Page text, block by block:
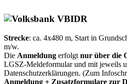
Strecke: ca. 4x480 m, Start in
m/w.
Die Anmeldung erfolgt nur über die
LGSZ-Meldeformular und mit jeweils
Datenschutzerklärungen. (Zum
Anmeldung + Zusatzformulare zur